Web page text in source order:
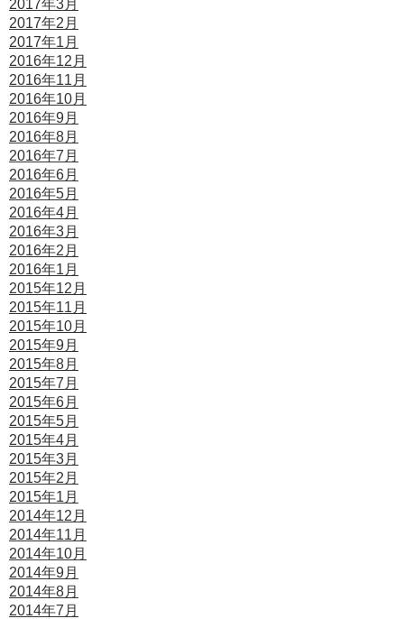
2017年3月
2017年2月
2017年1月
2016年12月
2016年11月
2016年10月
2016年9月
2016年8月
2016年7月
2016年6月
2016年5月
2016年4月
2016年3月
2016年2月
2016年1月
2015年12月
2015年11月
2015年10月
2015年9月
2015年8月
2015年7月
2015年6月
2015年5月
2015年4月
2015年3月
2015年2月
2015年1月
2014年12月
2014年11月
2014年10月
2014年9月
2014年8月
2014年7月